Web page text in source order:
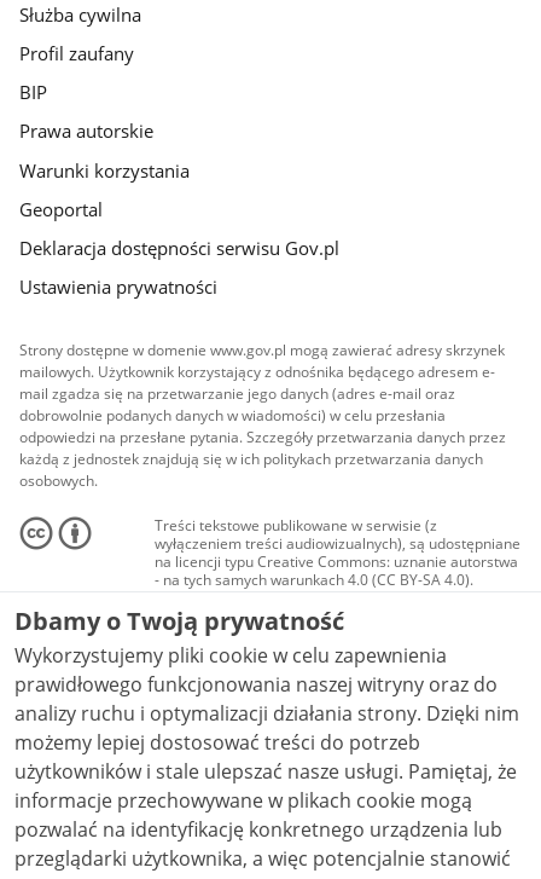
Służba cywilna
Profil zaufany
BIP
Prawa autorskie
Warunki korzystania
Geoportal
Deklaracja dostępności serwisu Gov.pl
Ustawienia prywatności
Strony dostępne w domenie www.gov.pl mogą zawierać adresy skrzynek
mailowych. Użytkownik korzystający z odnośnika będącego adresem e-
mail zgadza się na przetwarzanie jego danych (adres e-mail oraz
dobrowolnie podanych danych w wiadomości) w celu przesłania
odpowiedzi na przesłane pytania. Szczegóły przetwarzania danych przez
każdą z jednostek znajdują się w ich politykach przetwarzania danych
osobowych.
Treści tekstowe publikowane w serwisie (z
wyłączeniem treści audiowizualnych), są udostępniane
na licencji typu Creative Commons: uznanie autorstwa
- na tych samych warunkach 4.0 (CC BY-SA 4.0).
Materiały audiowizualne, w tym zdjęcia, materiały
audio i wideo, są udostępniane na licencji typu
Creative Commons: uznanie autorstwa użycie
niekomercyjne - bez utworów zależnych 4.0 (CC BY-
NC-ND 4.0), o ile nie jest to stwierdzone inaczej.
Dbamy o Twoją prywatność
Wykorzystujemy pliki cookie w celu zapewnienia
prawidłowego funkcjonowania naszej witryny oraz do
analizy ruchu i optymalizacji działania strony. Dzięki nim
możemy lepiej dostosować treści do potrzeb
użytkowników i stale ulepszać nasze usługi. Pamiętaj, że
informacje przechowywane w plikach cookie mogą
pozwalać na identyfikację konkretnego urządzenia lub
przeglądarki użytkownika, a więc potencjalnie stanowić